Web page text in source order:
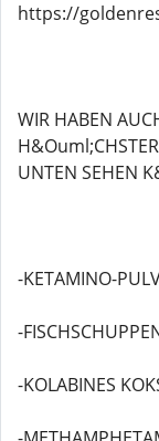
https://
WIR HABEN
UNTEN SEHEN
-KETAMINO-
-
-KOLABINES